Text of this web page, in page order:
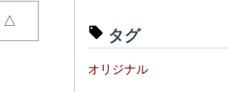
△
タグ
オリジナル